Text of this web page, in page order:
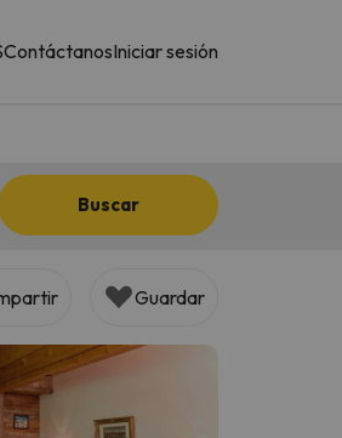
ContáctanosIniciar sesión
Buscar
Guardar